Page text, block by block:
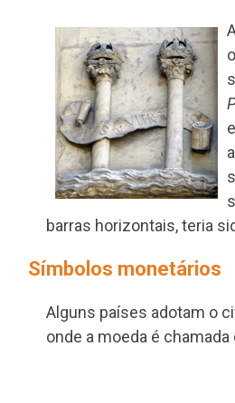
barras horizontais, teria
Símbolos monetários
Alguns países adotam o
onde a moeda é chamada